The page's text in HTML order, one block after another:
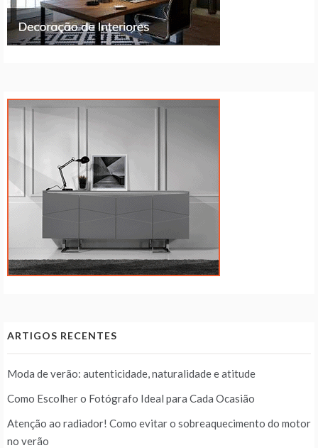
ARTIGOS RECENTES
Moda de verão: autenticidade, naturalidade e atitude
Como Escolher o Fotógrafo Ideal para Cada Ocasião
Atenção ao radiador! Como evitar o sobreaquecimento do motor
no verão